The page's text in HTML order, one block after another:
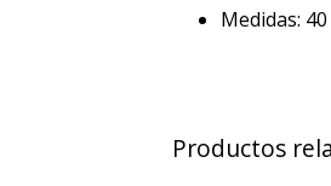
Medidas: 40
Productos